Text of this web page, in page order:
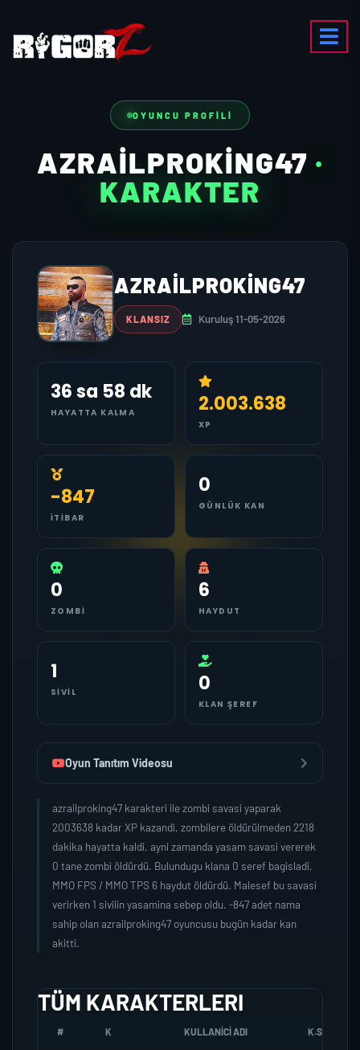
OYUNCU PROFILI
AZRAILPROKING47 ·
KARAKTER
AZRAILPROKING47
KLANSIZ Kuruluş 11-05-2026
36 sa 58 dk
HAYATTA KALMA 2.003.638
XP
-847
İTIBAR
0
GÜNLÜK KAN
0
ZOMBI
6
HAYDUT
1
SIVIL 0
KLAN ŞEREF
Oyun Tanıtım Videosu
azrailproking47 karakteri ile zombi savasi yaparak
2003638 kadar XP kazandi, zombilere öldürülmeden 2218
dakika hayatta kaldi, ayni zamanda yasam savasi vererek
0 tane zombi öldürdü. Bulundugu klana 0 seref bagisladi,
MMO FPS / MMO TPS 6 haydut öldürdü. Malesef bu savasi
verirken 1 sivilin yasamina sebep oldu. -847 adet nama
sahip olan azrailproking47 oyuncusu bugün kadar kan
akitti.
TÜM KARAKTERLERI
# K KULLANICI ADI K.SEREFI